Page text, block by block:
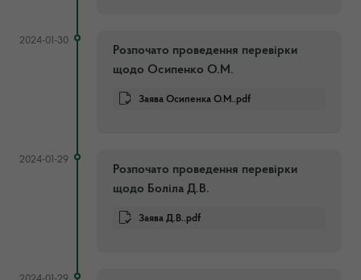
2024-01-30
Розпочато проведення перевірки
щодо Осипенко О.М.
Заява Осипенка О.М..pdf
2024-01-29
Розпочато проведення перевірки
щодо Боліла Д.В.
Заява Д.В..pdf